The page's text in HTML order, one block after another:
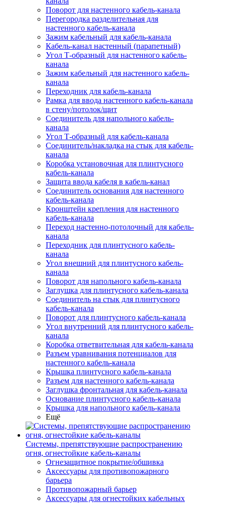
Поворот для настенного кабель-канала
Перегородка разделительная для
настенного кабель-канала
Зажим кабельный для кабель-канала
Кабель-канал настенный (парапетный)
Угол Т-образный для настенного кабель-
канала
Зажим кабельный для настенного кабель-
канала
Переходник для кабель-канала
Рамка для ввода настенного кабель-канала
в стену/потолок/щит
Соединитель для напольного кабель-
канала
Угол Т-образный для кабель-канала
Соединитель/накладка на стык для кабель-
канала
Коробка установочная для плинтусного
кабель-канала
Защита ввода кабеля в кабель-канал
Соединитель основания для настенного
кабель-канала
Кронштейн крепления для настенного
кабель-канала
Переход настенно-потолочный для кабель-
канала
Переходник для плинтусного кабель-
канала
Угол внешний для плинтусного кабель-
канала
Поворот для напольного кабель-канала
Заглушка для плинтусного кабель-канала
Соединитель на стык для плинтусного
кабель-канала
Поворот для плинтусного кабель-канала
Угол внутренний для плинтусного кабель-
канала
Коробка ответвительная для кабель-канала
Разъем уравнивания потенциалов для
настенного кабель-канала
Крышка плинтусного кабель-канала
Разъем для настенного кабель-канала
Заглушка фронтальная для кабель-канала
Основание плинтусного кабель-канала
Крышка для напольного кабель-канала
Ещё
Системы, препятствующие распространению
огня, огнестойкие кабель-каналы
Огнезащитное покрытие/обшивка
Аксессуары для противопожарного
барьера
Противопожарный барьер
Аксессуары для огнестойких кабельных